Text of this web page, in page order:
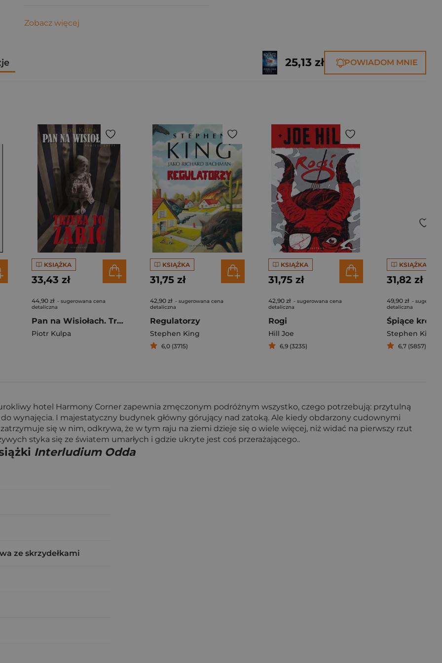
Zobacz więcej
25,13 zł POWIADOM MNIE
KSIĄŻKA
33,43 zł
44,90 zł - sugerowana cena
detaliczna
Pan na Wisiołach. Trzeba to zabić
Piotr Kulpa
KSIĄŻKA
31,75 zł
42,90 zł - sugerowana cena
detaliczna
Regulatorzy
Stephen King
6,0 (3715)
KSIĄŻKA
31,75 zł
42,90 zł - sugerowana cena
detaliczna
Rogi
Hill Joe
6,9 (3235)
KSIĄŻKA
31,82 zł
49,90 zł -
detaliczna
Śpiące
Stephen King
6,7 (5857)
hotel Harmony Corner zapewnia zmęczonym podróżnym wszystko, czego potrzebują: przytulną
wynajęcia. I majestatyczny budynek główny górujący nad zatoką. Ale kiedy obdarzony cudownymi
się w nim, odkrywa, że w tym raju na ziemi dzieje się o wiele więcej, niż widać na pierwszy rzut
styka się ze światem umarłych i gdzie ukryte jest coś przerażającego..
Interludium Odda
ze skrzydełkami